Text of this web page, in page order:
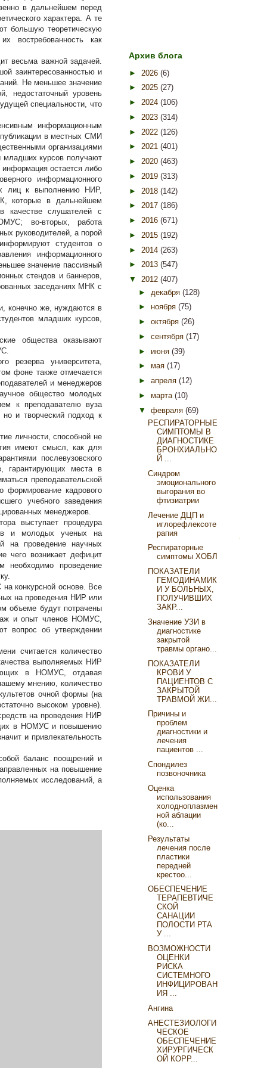
в дальнейшем перед
характера. А те
большую теоретическую
востребованность как
весьма важной задачей.
заинтересованностью и
Не меньшее значение
недостаточный уровень
специальности, что
информационным
в местных СМИ
организациями
курсов получают
остается либо
информационного
лиц к выполнению НИР,
которые в дальнейшем
качестве слушателей с
во-вторых, работа
руководителей, а порой
студентов о
информационного
значение пассивный
стендов и баннеров,
заседаниях МНК с
конечно же, нуждаются в
младших курсов,
общества оказывают
резерва университета,
фоне также отмечается
и менеджеров
общество молодых
к преподавателю вуза
но и творческий подход к
личности, способной не
имеют смысл, как для
послевузовского
гарантирующих места в
преподавательской
формирование кадрового
учебного заведения
менеджеров.
выступает процедура
и молодых ученых на
на проведение научных
чего возникает дефицит
необходимо проведение
конкурсной основе. Все
на проведения НИР или
объеме будут потрачены
и опыт членов НОМУС,
вопрос об утверждении
считается количество
выполняемых НИР
в НОМУС, отдавая
мнению, количество
очной формы (на
высоком уровне).
на проведения НИР
в НОМУС и повышению
и привлекательность
баланс поощрений и
на повышение
исследований, а
Архив блога
► 2026 (6)
► 2025 (27)
► 2024 (106)
► 2023 (314)
► 2022 (126)
► 2021 (401)
► 2020 (463)
► 2019 (313)
► 2018 (142)
► 2017 (186)
► 2016 (671)
► 2015 (192)
► 2014 (263)
► 2013 (547)
▼ 2012 (407)
► декабря (128)
► ноября (75)
► октября (26)
► сентября (17)
► июня (39)
► мая (17)
► апреля (12)
► марта (10)
▼ февраля (69)
РЕСПИРАТОРНЫЕ
СИМПТОМЫ В
ДИАГНОСТИКЕ
БРОНХИАЛЬНО
Й ...
Синдром
эмоционального
выгорания во
фтизиатрии
Лечение ДЦП и
иглорефлексоте
рапия
Респираторные
симптомы ХОБЛ
ПОКАЗАТЕЛИ
ГЕМОДИНАМИК
И У БОЛЬНЫХ,
ПОЛУЧИВШИХ
ЗАКР...
Значение УЗИ в
диагностике
закрытой
травмы органо...
ПОКАЗАТЕЛИ
КРОВИ У
ПАЦИЕНТОВ С
ЗАКРЫТОЙ
ТРАВМОЙ ЖИ...
Причины и
проблем
диагностики и
лечения
пациентов ...
Спондилез
позвоночника
Оценка
использования
холодноплазмен
ной аблации
(ко...
Результаты
лечения после
пластики
передней
крестоо...
ОБЕСПЕЧЕНИЕ
ТЕРАПЕВТИЧЕ
СКОЙ
САНАЦИИ
ПОЛОСТИ РТА
У ...
ВОЗМОЖНОСТИ
ОЦЕНКИ
РИСКА
СИСТЕМНОГО
ИНФИЦИРОВАН
ИЯ ...
Ангина
АНЕСТЕЗИОЛОГИ
ЧЕСКОЕ
ОБЕСПЕЧЕНИЕ
ХИРУРГИЧЕСК
ОЙ КОРР...